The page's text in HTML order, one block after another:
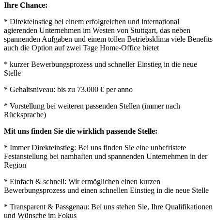
Ihre Chance:
* Direkteinstieg bei einem erfolgreichen und international
agierenden Unternehmen im Westen von Stuttgart, das neben
spannenden Aufgaben und einem tollen Betriebsklima viele Benefits
auch die Option auf zwei Tage Home-Office bietet
* kurzer Bewerbungsprozess und schneller Einstieg in die neue
Stelle
* Gehaltsniveau: bis zu 73.000 € per anno
* Vorstellung bei weiteren passenden Stellen (immer nach
Rücksprache)
Mit uns finden Sie die wirklich passende Stelle:
* Immer Direkteinstieg: Bei uns finden Sie eine unbefristete
Festanstellung bei namhaften und spannenden Unternehmen in der
Region
* Einfach & schnell: Wir ermöglichen einen kurzen
Bewerbungsprozess und einen schnellen Einstieg in die neue Stelle
* Transparent & Passgenau: Bei uns stehen Sie, Ihre Qualifikationen
und Wünsche im Fokus